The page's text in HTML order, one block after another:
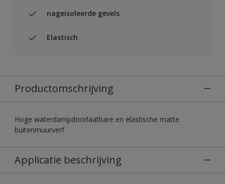
nageisoleerde gevels
Elastisch
Productomschrijving
Hoge waterdampdoorlaatbare en elastische matte
buitenmuurverf
Applicatie beschrijving